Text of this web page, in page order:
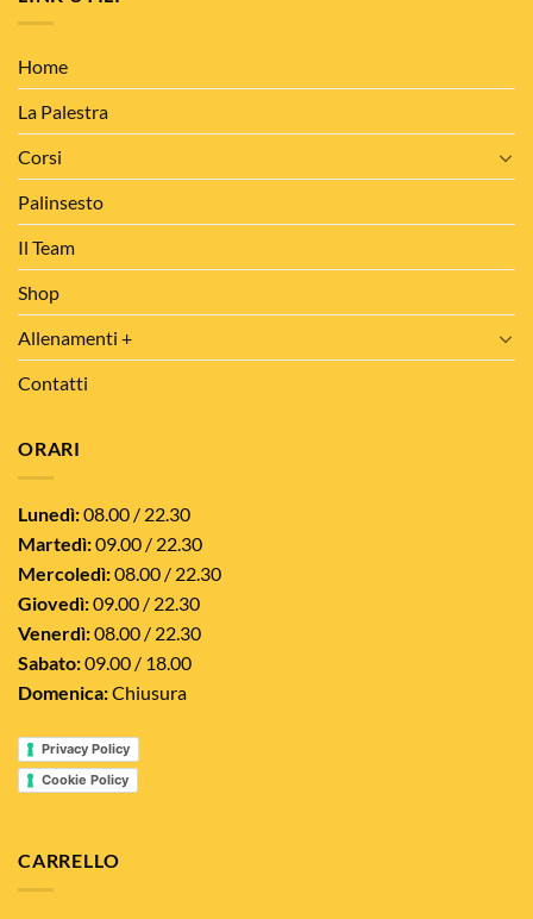
Home
La Palestra
Corsi
Palinsesto
Il Team
Shop
Allenamenti +
Contatti
ORARI
Lunedì:08.00 / 22.30
Martedì:09.00 / 22.30
Mercoledì:08.00 / 22.30
Giovedì:09.00 / 22.30
Venerdì:08.00 / 22.30
Sabato:09.00 / 18.00
Domenica:Chiusura
Privacy Policy
Cookie Policy
CARRELLO